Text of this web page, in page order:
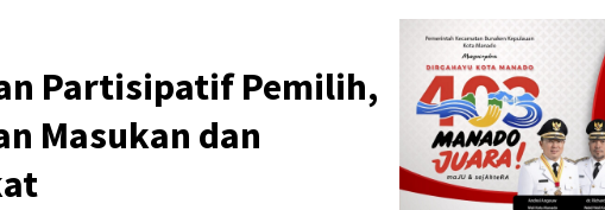
Partisipatif Pemilih,
Masukan dan